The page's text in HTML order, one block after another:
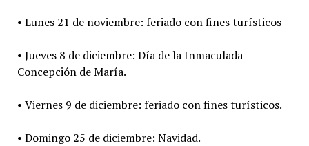
• Lunes 21 de noviembre: feriado con fines turísticos
• Jueves 8 de diciembre: Día de la Inmaculada
Concepción de María.
• Viernes 9 de diciembre: feriado con fines turísticos.
• Domingo 25 de diciembre: Navidad.